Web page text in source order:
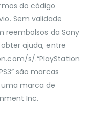
do código
Sem validade
reembolsos da Sony
ajuda, entre
s/.“PlayStation
são marcas
uma marca de
Inc.